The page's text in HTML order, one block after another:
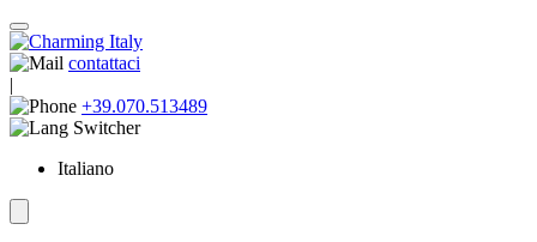
contattaci
|
+39.070.513489
Italiano